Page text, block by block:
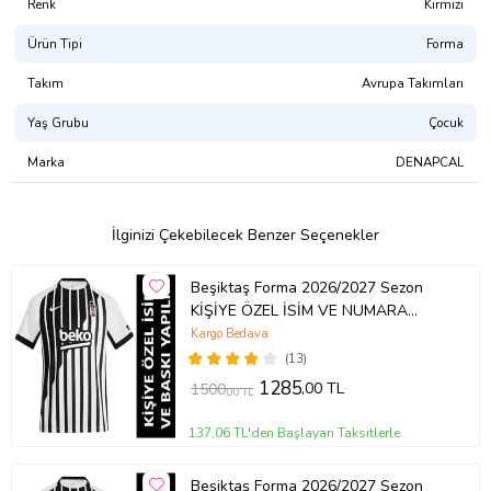
Renk Kırmızı
Ürün Tipi Forma
Takım Avrupa Takımları
Yaş Grubu Çocuk
Marka DENAPCAL
İlginizi Çekebilecek Benzer Seçenekler
Beşiktaş Forma 2026/2027 Sezon
KİŞİYE ÖZEL İSİM VE NUMARA
BASKILI Yetişkin Futbol Forması SS5
(Siyah - Beyaz)(13)
Kargo Bedava
1500,00 TL 1285,00 TL
137,06 TL'den Başlayan Taksitlerle
Beşiktaş Forma 2026/2027 Sezon